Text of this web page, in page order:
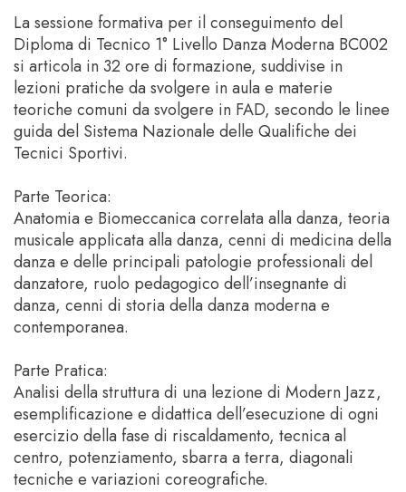
La sessione formativa per il conseguimento del
Diploma di Tecnico 1° Livello Danza Moderna BC002
si articola in 32 ore di formazione, suddivise in
lezioni pratiche da svolgere in aula e materie
teoriche comuni da svolgere in FAD, secondo le linee
guida del Sistema Nazionale delle Qualifiche dei
Tecnici Sportivi.
Parte Teorica:
Anatomia e Biomeccanica correlata alla danza, teoria
musicale applicata alla danza, cenni di medicina della
danza e delle principali patologie professionali del
danzatore, ruolo pedagogico dell’insegnante di
danza, cenni di storia della danza moderna e
contemporanea.
Parte Pratica:
Analisi della struttura di una lezione di Modern Jazz,
esemplificazione e didattica dell’esecuzione di ogni
esercizio della fase di riscaldamento, tecnica al
centro, potenziamento, sbarra a terra, diagonali
tecniche e variazioni coreografiche.